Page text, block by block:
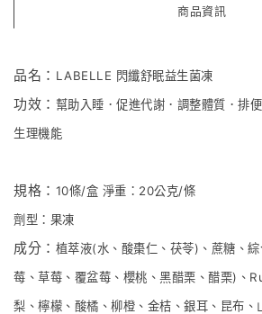
商品資訊
品名： LABELLE 閃纖舒眠益生菌凍
功效： 幫助入睡．促進代謝．調整體質．排
生理機能
規格： 10條/盒 淨重：20公克/條
劑型：果凍
成分： 植萃液(水、酸棗仁、茯苓)、蔗糖、
莓、草莓、覆盆莓、櫻桃、黑醋栗、醋栗)、
梨、檸檬、酸橘、柳橙、金桔、銀耳、昆布、